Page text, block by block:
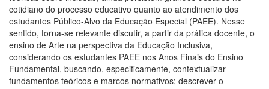
cotidiano do processo educativo quanto ao atendimento dos
estudantes Público-Alvo da Educação Especial (PAEE). Nesse
sentido, torna-se relevante discutir, a partir da prática docente, o
ensino de Arte na perspectiva da Educação Inclusiva,
considerando os estudantes PAEE nos Anos Finais do Ensino
Fundamental, buscando, especificamente, contextualizar
fundamentos teóricos e marcos normativos; descrever o